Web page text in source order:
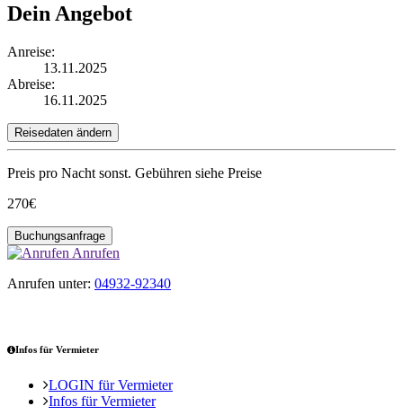
Dein Angebot
Anreise:
13.11.2025
Abreise:
16.11.2025
Reisedaten ändern
Preis pro Nacht sonst. Gebühren siehe Preise
270€
Buchungsanfrage
Anrufen
Anrufen unter: 04932-92340
Infos für Vermieter
LOGIN für Vermieter
Infos für Vermieter